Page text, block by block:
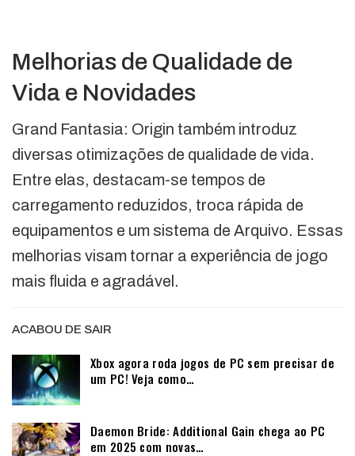
Melhorias de Qualidade de
Vida e Novidades
Grand Fantasia: Origin também introduz
diversas otimizações de qualidade de vida.
Entre elas, destacam-se tempos de
carregamento reduzidos, troca rápida de
equipamentos e um sistema de Arquivo. Essas
melhorias visam tornar a experiência de jogo
mais fluida e agradável.
ACABOU DE SAIR
Xbox agora roda jogos de PC sem precisar de
um PC! Veja como…
Daemon Bride: Additional Gain chega ao PC
em 2025 com novas…